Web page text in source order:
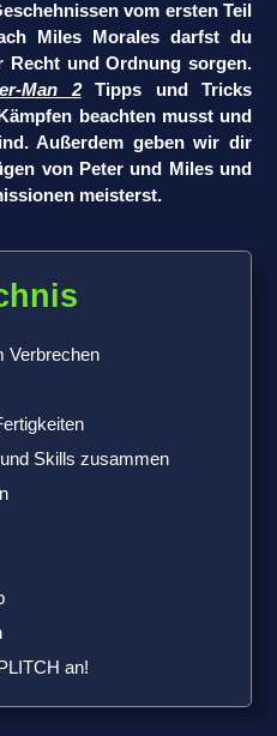
vom ersten Teil
Miles Morales darfst du
und Ordnung sorgen.
Man 2Tipps und Tricks
beachten musst und
Außerdem geben wir dir
von Peter und Miles und
meisterst.
Verbrechen
Skills zusammen
an!